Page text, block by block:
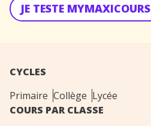
JE TESTE MYMAXICOURS
CYCLES
Primaire Collège Lycée
COURS PAR CLASSE